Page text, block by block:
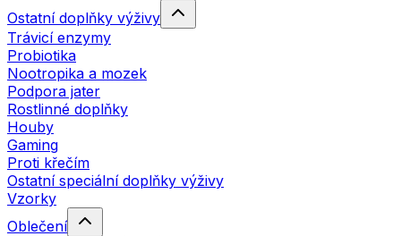
Ostatní doplňky výživy
Trávicí enzymy
Probiotika
Nootropika a mozek
Podpora jater
Rostlinné doplňky
Houby
Gaming
Proti křečím
Ostatní speciální doplňky výživy
Vzorky
Oblečení